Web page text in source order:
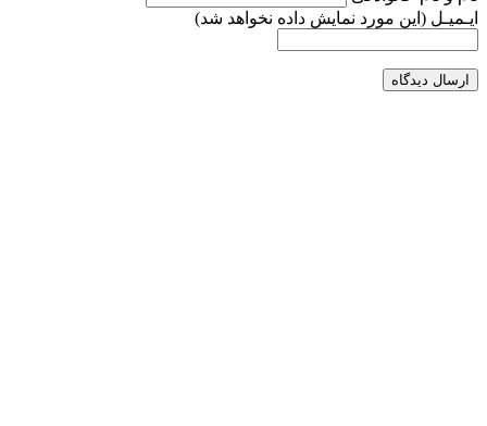
ایـمیـل (این مورد نمایش داده نخواهد شد)
ارسال دیدگاه